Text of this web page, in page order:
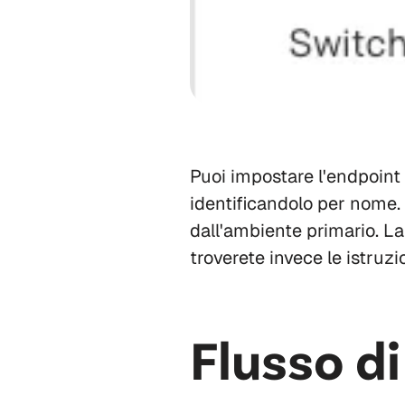
Puoi impostare
identificandolo per
dall'ambiente primario.
troverete invece le
Flusso